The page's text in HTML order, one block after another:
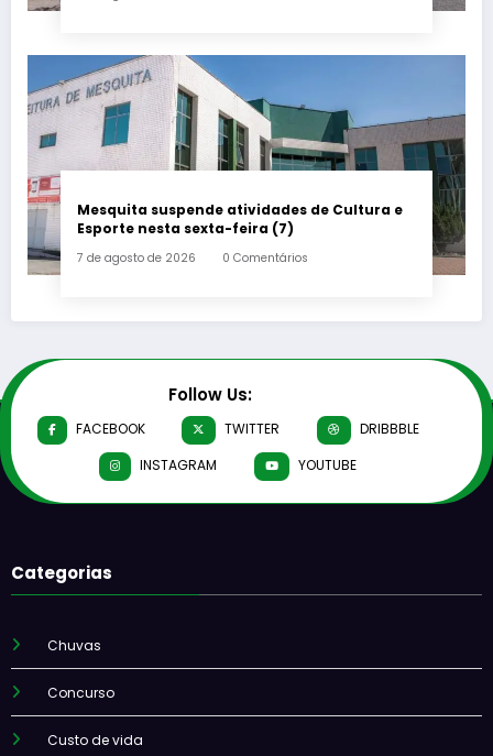
Mesquita suspende atividades de Cultura e
Esporte nesta sexta-feira (7)
7 de agosto de 2026 0 Comentários
Follow Us:
FACEBOOK TWITTER
DRIBBBLE
INSTAGRAM
YOUTUBE
Categorias
Chuvas
Concurso
Custo de vida